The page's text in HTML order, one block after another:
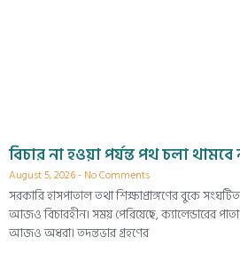
বিচার না হওয়া পর্যন্ত পথ চলা থামবে
August 5, 2026 No Comments
সরকারি হাসপাতাল তথা শিক্ষাপ্রাঙ্গণের বুকে
আজও বিচারহীন। সময় পেরিয়েছে, ক্যালেন্ডারের
আজও অধরা। তদন্তভার গ্রহণের